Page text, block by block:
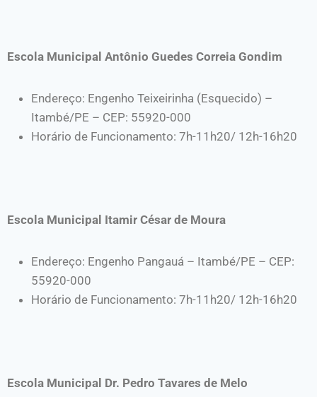
Escola Municipal Antônio Guedes Correia Gondim
Endereço: Engenho Teixeirinha (Esquecido) –
Itambé/PE – CEP: 55920-000
Horário de Funcionamento: 7h-11h20/ 12h-16h20
Escola Municipal Itamir César de Moura
Endereço: Engenho Pangauá – Itambé/PE – CEP:
55920-000
Horário de Funcionamento: 7h-11h20/ 12h-16h20
Escola Municipal Dr. Pedro Tavares de Melo